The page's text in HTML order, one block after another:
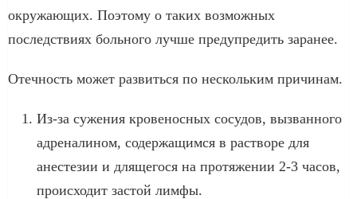
окружающих. Поэтому о таких возможных
последствиях больного лучше предупредить заранее.
Отечность может развиться по нескольким причинам.
Из-за сужения кровеносных сосудов, вызванного
адреналином, содержащимся в растворе для
анестезии и длящегося на протяжении 2-3 часов,
происходит застой лимфы.